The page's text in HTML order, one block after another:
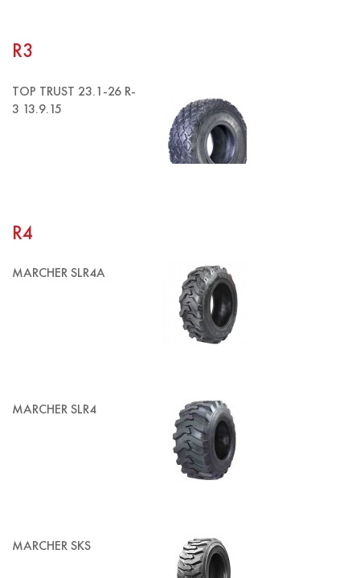
R3
TOP TRUST 23.1-26 R-
3 13.9.15
R4
MARCHER SLR4A
MARCHER SLR4
MARCHER SKS